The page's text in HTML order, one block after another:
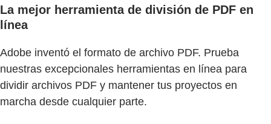
La mejor herramienta de división de PDF en
línea
Adobe inventó el formato de archivo PDF. Prueba
nuestras excepcionales herramientas en línea para
dividir archivos PDF y mantener tus proyectos en
marcha desde cualquier parte.